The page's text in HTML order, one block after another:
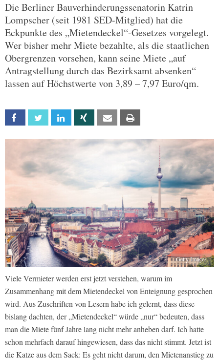
Die Berliner Bauverhinderungssenatorin Katrin
Lompscher (seit 1981 SED-Mitglied) hat die
Eckpunkte des „Mietendeckel“-Gesetzes vorgelegt.
Wer bisher mehr Miete bezahlte, als die staatlichen
Obergrenzen vorsehen, kann seine Miete „auf
Antragstellung durch das Bezirksamt absenken“
lassen auf Höchstwerte von 3,89 – 7,97 Euro/qm.
Facebook Twitter Linkedin Xing Email
Getty Images
Viele Vermieter werden erst jetzt verstehen, warum im
Zusammenhang mit dem Mietendeckel von Enteignung gesprochen
wird. Aus Zuschriften von Lesern habe ich gelernt, dass diese
bislang dachten, der „Mietendeckel“ würde „nur“ bedeuten, dass
man die Miete fünf Jahre lang nicht mehr anheben darf. Ich hatte
schon mehrfach darauf hingewiesen, dass das nicht stimmt. Jetzt ist
die Katze aus dem Sack: Es geht nicht darum, den Mietenanstieg zu